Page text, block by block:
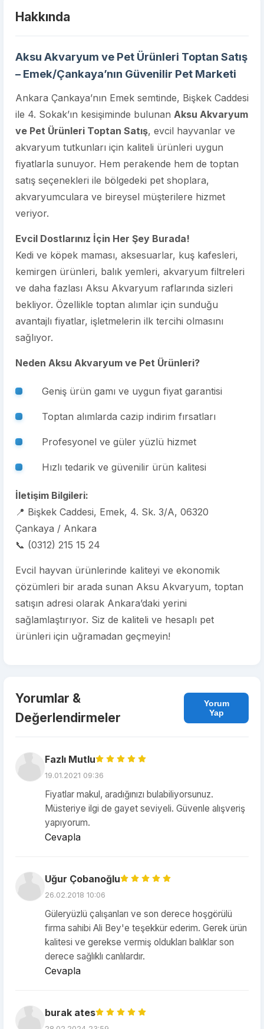
Hakkında
Aksu Akvaryum ve Pet Ürünleri Toptan Satış
– Emek/Çankaya’nın Güvenilir Pet Marketi
Ankara Çankaya’nın Emek semtinde, Bişkek Caddesi
ile 4. Sokak’ın kesişiminde bulunan Aksu Akvaryum
ve Pet Ürünleri Toptan Satış, evcil hayvanlar ve
akvaryum tutkunları için kaliteli ürünleri uygun
fiyatlarla sunuyor. Hem perakende hem de toptan
satış seçenekleri ile bölgedeki pet shoplara,
akvaryumculara ve bireysel müşterilere hizmet
veriyor.
Evcil Dostlarınız İçin Her Şey Burada!
Kedi ve köpek maması, aksesuarlar, kuş kafesleri,
kemirgen ürünleri, balık yemleri, akvaryum filtreleri
ve daha fazlası Aksu Akvaryum raflarında sizleri
bekliyor. Özellikle toptan alımlar için sunduğu
avantajlı fiyatlar, işletmelerin ilk tercihi olmasını
sağlıyor.
Neden Aksu Akvaryum ve Pet Ürünleri?
Geniş ürün gamı ve uygun fiyat garantisi
Toptan alımlarda cazip indirim fırsatları
Profesyonel ve güler yüzlü hizmet
Hızlı tedarik ve güvenilir ürün kalitesi
İletişim Bilgileri:
📍 Bişkek Caddesi, Emek, 4. Sk. 3/A, 06320
Çankaya / Ankara
📞 (0312) 215 15 24
Evcil hayvan ürünlerinde kaliteyi ve ekonomik
çözümleri bir arada sunan Aksu Akvaryum, toptan
satışın adresi olarak Ankara’daki yerini
sağlamlaştırıyor. Siz de kaliteli ve hesaplı pet
ürünleri için uğramadan geçmeyin!
Yorumlar &
Değerlendirmeler
Yorum
Yap
Fazlı Mutlu
19.01.2021 09:36
Fiyatlar makul, aradığınızı bulabiliyorsunuz.
Müsteriye ilgi de gayet seviyeli. Güvenle alışveriş
yapıyorum.
Cevapla
Uğur Çobanoğlu
26.02.2018 10:06
Güleryüzlü çalışanları ve son derece hoşgörülü
firma sahibi Ali Bey'e teşekkür ederim. Gerek ürün
kalitesi ve gerekse vermiş oldukları balıklar son
derece sağlıklı canlılardır.
Cevapla
burak ates